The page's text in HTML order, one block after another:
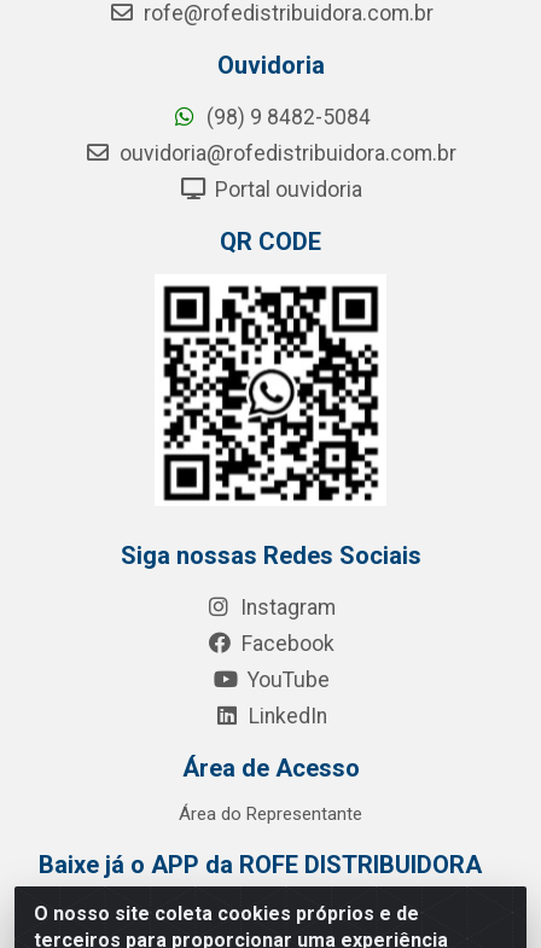
O nosso site coleta cookies próprios e de
terceiros para proporcionar uma experiência
rofe@rofedistribuidora.com.br
Ouvidoria
(98) 9 8482-5084
ouvidoria@rofedistribuidora.com.br
Portal ouvidoria
QR CODE
Siga nossas Redes Sociais
Instagram
Facebook
YouTube
LinkedIn
Área de Acesso
Área do Representante
Baixe já o APP da ROFE DISTRIBUIDORA